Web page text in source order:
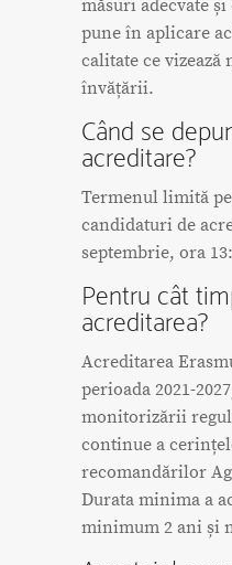
măsuri adecvate
pune în aplicare
calitate ce
învățării.
Când se
acreditare?
Termenul limită
candidaturi de
septembrie, ora
Pentru cât
acreditarea?
Acreditarea
perioada 2021-
monitorizării
continue a
recomandărilor
Durata minima a
minimum 2 ani și